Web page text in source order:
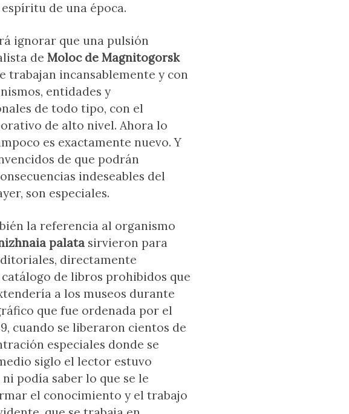
de una época.
ignorar que una pulsión
de Moloc de Magnitogorsk
trabajan incansablemente y con
entidades y
de todo tipo, con el
de alto nivel. Ahora lo
es exactamente nuevo. Y
de que podrán
indeseables del
son especiales.
la referencia al organismo
palata sirvieron para
directamente
catálogo de libros prohibidos que
a los museos durante
que fue ordenada por el
cuando se liberaron cientos de
especiales donde se
siglo el lector estuvo
podía saber lo que se le
el conocimiento y el trabajo